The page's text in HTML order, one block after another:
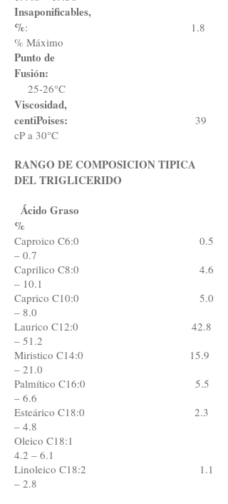
Insaponificables,
%: 1.8
% Máximo
Punto de
Fusión:
25-26°C
Viscosidad,
centiPoises: 39
cP a 30°C
RANGO DE COMPOSICION TIPICA
DEL TRIGLICERIDO
Ácido Graso
%
Caproico C6:0 0.5
– 0.7
Caprilico C8:0 4.6
– 10.1
Caprico C10:0 5.0
– 8.0
Laurico C12:0 42.8
– 51.2
Miristico C14:0 15.9
– 21.0
Palmítico C16:0 5.5
– 6.6
Esteárico C18:0 2.3
– 4.8
Oleico C18:1
4.2 – 6.1
Linoleico C18:2 1.1
– 2.8